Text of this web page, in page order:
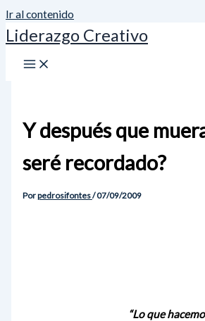
Ir al contenido
Liderazgo Creativo
Y después que
seré recordado?
Porpedrosifontes/07/09/2009
“Lo que